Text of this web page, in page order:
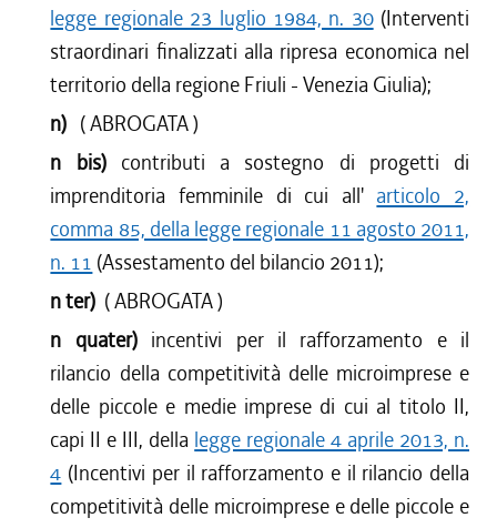
legge regionale 23 luglio 1984, n. 30(Interventi
straordinari finalizzati alla ripresa economica nel
territorio della regione Friuli - Venezia Giulia);
n) ( ABROGATA )
n bis)contributi a sostegno di progetti di
imprenditoria femminile di cui all' articolo 2,
comma 85, della legge regionale 11 agosto 2011,
n. 11 (Assestamento del bilancio 2011);
n ter) ( ABROGATA )
n quater)incentivi per il rafforzamento e il
rilancio della competitività delle microimprese e
delle piccole e medie imprese di cui al titolo II,
capi II e III, della legge regionale 4 aprile 2013, n.
4 (Incentivi per il rafforzamento e il rilancio della
competitività delle microimprese e delle piccole e